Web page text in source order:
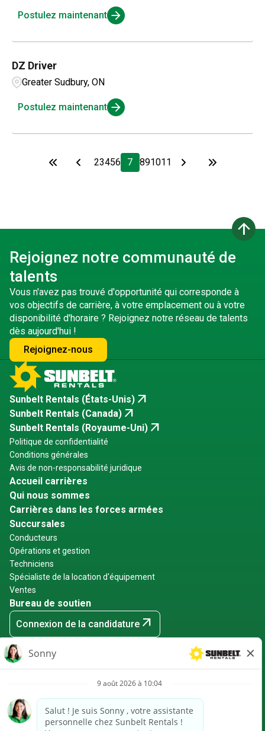
Postulez maintenant
DZ Driver
Greater Sudbury, ON
Postulez maintenant
23456 7 891011
arrow_upward
Rejoignez notre communauté de
talents
Vous n'avez pas trouvé d'opportunité qui corresponde à
vos objectifs de carrière, à votre emplacement ou à votre
disponibilité d'horaire ? Rejoignez notre réseau de talents
dès aujourd'hui !
Rejoignez-nous
Sunbelt Rentals (États-Unis) arrow_outward
Sunbelt Rentals (Canada) arrow_outward
Sunbelt Rentals (Royaume-Uni) arrow_outward
Politique de confidentialité
Conditions générales
Avis de non-responsabilité juridique
Accueil carrières
Qui nous sommes
Carrières dans les forces armées
Succursales
Conducteurs
Opérations et gestion
Techniciens
Spécialiste de la location d'équipement
Ventes
Bureau de soutien
Connexion de la candidature arrow_outward
Connexion des employés
arrow_outward
Sunbelt Rentals est un employeur garantissant l'égalité des
chances : minorités/femmes/handicapés/anciens